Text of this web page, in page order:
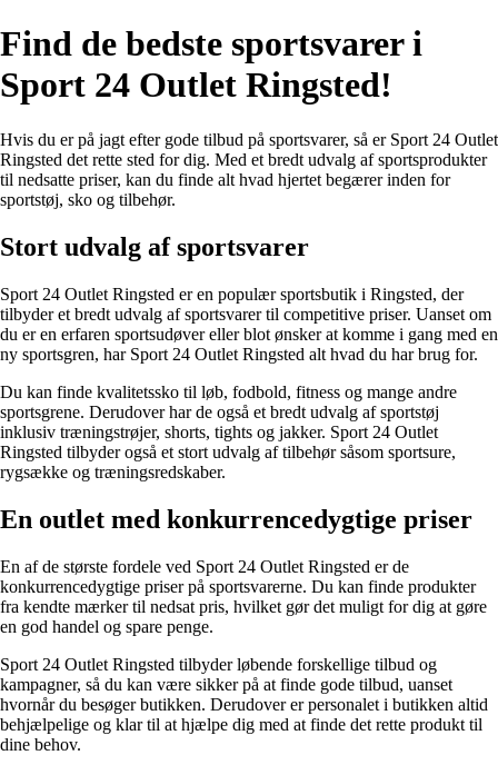
Find de bedste sportsvarer i
Sport 24 Outlet Ringsted!
Hvis du er på jagt efter gode tilbud på sportsvarer, så er Sport 24 Outlet
Ringsted det rette sted for dig. Med et bredt udvalg af sportsprodukter
til nedsatte priser, kan du finde alt hvad hjertet begærer inden for
sportstøj, sko og tilbehør.
Stort udvalg af sportsvarer
Sport 24 Outlet Ringsted er en populær sportsbutik i Ringsted, der
tilbyder et bredt udvalg af sportsvarer til competitive priser. Uanset om
du er en erfaren sportsudøver eller blot ønsker at komme i gang med en
ny sportsgren, har Sport 24 Outlet Ringsted alt hvad du har brug for.
Du kan finde kvalitetssko til løb, fodbold, fitness og mange andre
sportsgrene. Derudover har de også et bredt udvalg af sportstøj
inklusiv træningstrøjer, shorts, tights og jakker. Sport 24 Outlet
Ringsted tilbyder også et stort udvalg af tilbehør såsom sportsure,
rygsække og træningsredskaber.
En outlet med konkurrencedygtige priser
En af de største fordele ved Sport 24 Outlet Ringsted er de
konkurrencedygtige priser på sportsvarerne. Du kan finde produkter
fra kendte mærker til nedsat pris, hvilket gør det muligt for dig at gøre
en god handel og spare penge.
Sport 24 Outlet Ringsted tilbyder løbende forskellige tilbud og
kampagner, så du kan være sikker på at finde gode tilbud, uanset
hvornår du besøger butikken. Derudover er personalet i butikken altid
behjælpelige og klar til at hjælpe dig med at finde det rette produkt til
dine behov.